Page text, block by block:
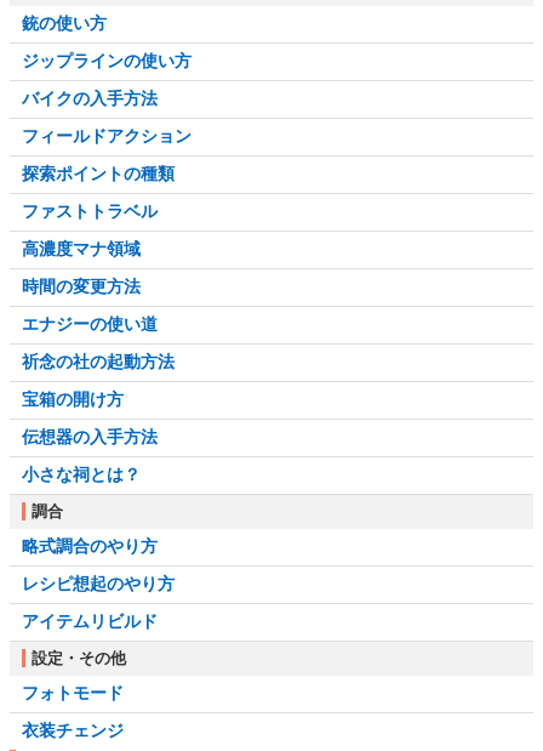
銃の使い方
ジップラインの使い方
バイクの入手方法
フィールドアクション
探索ポイントの種類
ファストトラベル
高濃度マナ領域
時間の変更方法
エナジーの使い道
祈念の社の起動方法
宝箱の開け方
伝想器の入手方法
小さな祠とは？
調合
略式調合のやり方
レシピ想起のやり方
アイテムリビルド
設定・その他
フォトモード
衣装チェンジ